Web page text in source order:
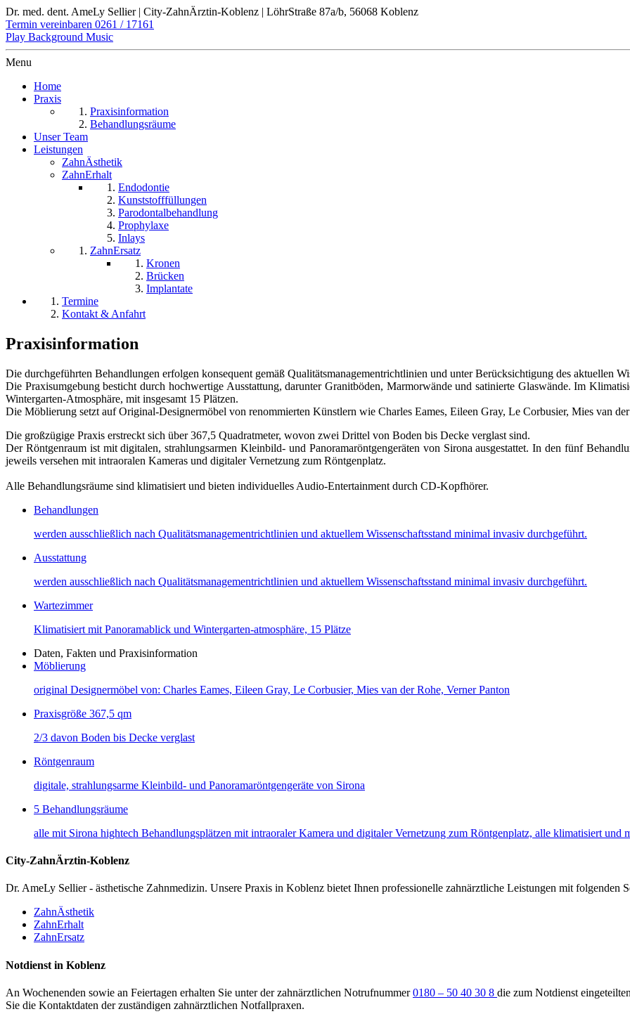
Dr. med. dent. AmeLy Sellier | City-ZahnÄrztin-Koblenz | LöhrStraße 87a/b, 56068 Koblenz
Termin vereinbaren 0261 / 17161
Play Background Music
Menu
Home
Praxis
Praxisinformation
Behandlungsräume
Unser Team
Leistungen
ZahnÄsthetik
ZahnErhalt
Endodontie
Kunststofffüllungen
Parodontalbehandlung
Prophylaxe
Inlays
ZahnErsatz
Kronen
Brücken
Implantate
Termine
Kontakt & Anfahrt
Praxisinformation
Die durchgeführten Behandlungen erfolgen konsequent gemäß Qualitätsmanagementrichtlinien und unter Berücksichtigung des aktuellen
Die Praxisumgebung besticht durch hochwertige Ausstattung, darunter Granitböden, Marmorwände und satinierte Glaswände. Im
Wintergarten-Atmosphäre, mit insgesamt 15 Plätzen.
Die Möblierung setzt auf Original-Designermöbel von renommierten Künstlern wie Charles Eames, Eileen Gray, Le Corbusier, Mies van
Die großzügige Praxis erstreckt sich über 367,5 Quadratmeter, wovon zwei Drittel von Boden bis Decke verglast sind.
Der Röntgenraum ist mit digitalen, strahlungsarmen Kleinbild- und Panoramaröntgengeräten von Sirona ausgestattet. In den fünf
jeweils versehen mit intraoralen Kameras und digitaler Vernetzung zum Röntgenplatz.
Alle Behandlungsräume sind klimatisiert und bieten individuelles Audio-Entertainment durch CD-Kopfhörer.
Behandlungen
werden ausschließlich nach Qualitätsmanagementrichtlinien und aktuellem Wissenschaftsstand minimal invasiv durchgeführt.
Ausstattung
werden ausschließlich nach Qualitätsmanagementrichtlinien und aktuellem Wissenschaftsstand minimal invasiv durchgeführt.
Wartezimmer
Klimatisiert mit Panoramablick und Wintergarten-atmosphäre, 15 Plätze
Daten, Fakten und Praxisinformation
Möblierung
original Designermöbel von: Charles Eames, Eileen Gray, Le Corbusier, Mies van der Rohe, Verner Panton
Praxisgröße 367,5 qm
2/3 davon Boden bis Decke verglast
Röntgenraum
digitale, strahlungsarme Kleinbild- und Panoramaröntgengeräte von Sirona
5 Behandlungsräume
alle mit Sirona hightech Behandlungsplätzen mit intraoraler Kamera und digitaler Vernetzung zum Röntgenplatz, alle klimatisiert
City-ZahnÄrztin-Koblenz
Dr. AmeLy Sellier - ästhetische Zahnmedizin. Unsere Praxis in Koblenz bietet Ihnen professionelle zahnärztliche Leistungen mit folgenden
ZahnÄsthetik
ZahnErhalt
ZahnErsatz
Notdienst in Koblenz
An Wochenenden sowie an Feiertagen erhalten Sie unter der zahnärztlichen Notrufnummer0180 – 50 40 30 8 die zum Notdienst
Sie die Kontaktdaten der zuständigen zahnärztlichen Notfallpraxen.